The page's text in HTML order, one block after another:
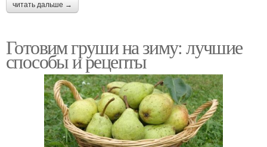
читать дальше →
Готовим груши на зиму: лучшие
способы и рецепты